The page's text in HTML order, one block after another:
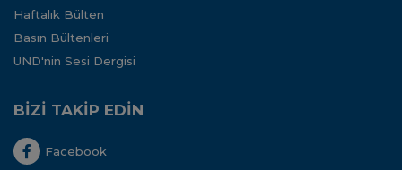
Haftalık Bülten
Basın Bültenleri
UND'nin Sesi Dergisi
BİZİ TAKİP EDİN
Facebook